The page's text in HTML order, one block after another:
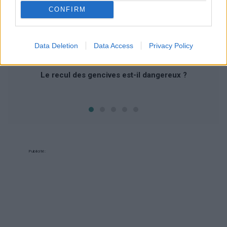
CONFIRM
Data Deletion Data Access Privacy Policy
Le recul des gencives est-il dangereux ?
‹ ›
Publicité: